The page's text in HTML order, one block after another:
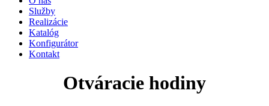
Služby
Realizácie
Katalóg
Konfigurátor
Kontakt
Otváracie hodiny